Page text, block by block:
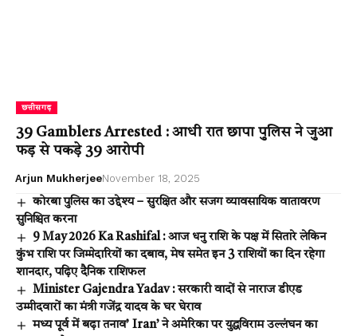
छत्तीसगढ़
39 Gamblers Arrested : आधी रात छापा पुलिस ने जुआ
फड़ से पकड़े 39 आरोपी
Arjun MukherjeeNovember 18, 2025
कोरबा पुलिस का उद्देश्य – सुरक्षित और सजग व्यावसायिक वातावरण
सुनिश्चित करना
9 May 2026 Ka Rashifal : आज धनु राशि के पक्ष में सितारे लेकिन
कुंभ राशि पर जिम्मेदारियों का दबाव, मेष समेत इन 3 राशियों का दिन रहेगा
शानदार, पढ़िए दैनिक राशिफल
Minister Gajendra Yadav : सरकारी वादों से नाराज डीएड
उम्मीदवारों का मंत्री गजेंद्र यादव के घर घेराव
मध्य पूर्व में बढ़ा तनाव’ Iran’ ने अमेरिका पर युद्धविराम उल्लंघन का